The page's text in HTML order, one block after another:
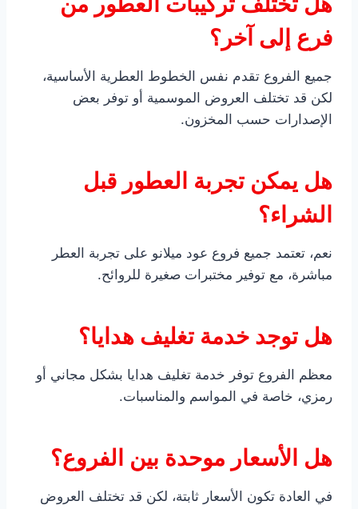
فرع إلى آخر؟
جميع الفروع تقدم نفس الخطوط العطرية الأساسية،
لكن قد تختلف العروض الموسمية أو توفر بعض
الإصدارات حسب المخزون.
هل يمكن تجربة العطور قبل
الشراء؟
نعم، تعتمد جميع فروع عود ميلانو على تجربة العطر
مباشرة، مع توفير مختبرات صغيرة للروائح.
هل توجد خدمة تغليف هدايا؟
معظم الفروع توفر خدمة تغليف هدايا بشكل مجاني أو
رمزي، خاصة في المواسم والمناسبات.
هل الأسعار موحدة بين الفروع؟
في العادة تكون الأسعار ثابتة، لكن قد تختلف العروض